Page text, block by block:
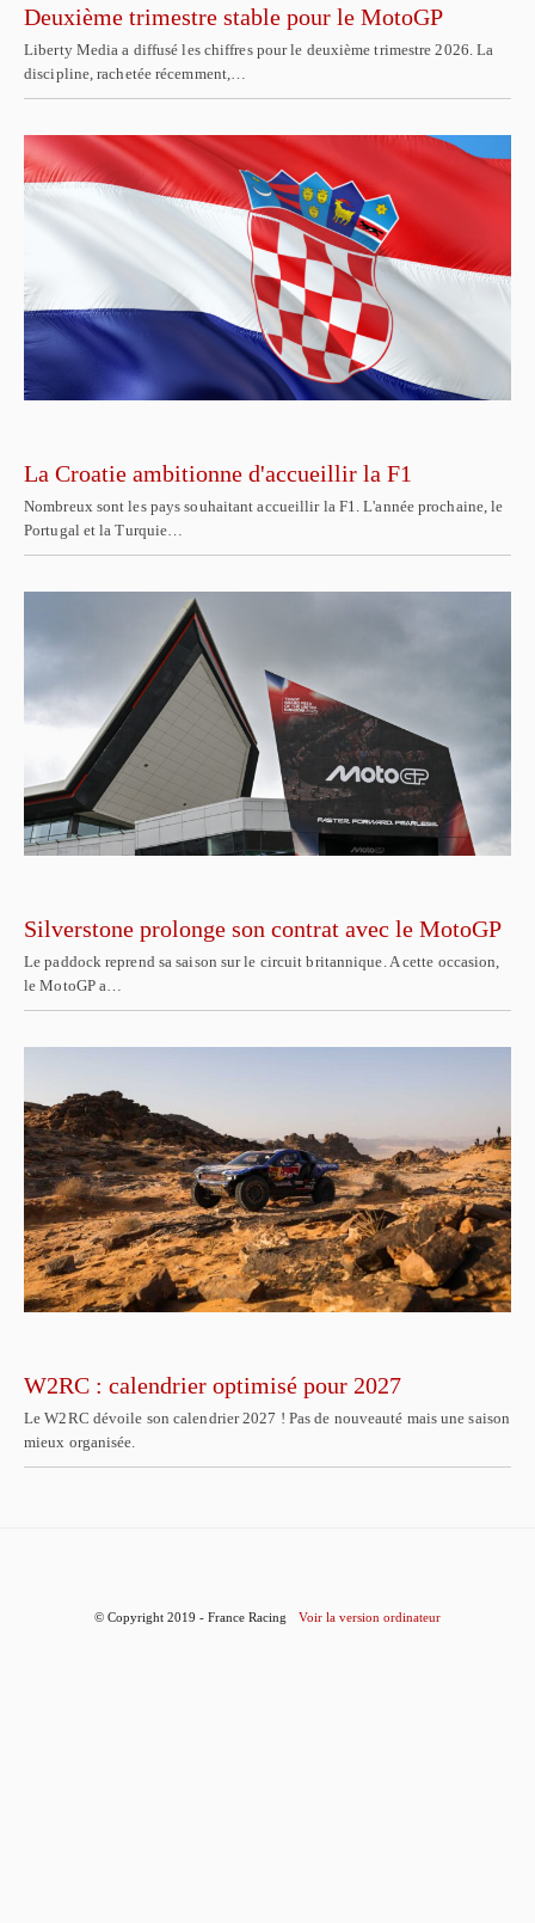
Deuxième trimestre stable pour le MotoGP
Liberty Media a diffusé les chiffres pour le deuxième trimestre 2026. La
discipline, rachetée récemment,…
La Croatie ambitionne d'accueillir la F1
Nombreux sont les pays souhaitant accueillir la F1. L'année prochaine, le
Portugal et la Turquie…
Silverstone prolonge son contrat avec le MotoGP
Le paddock reprend sa saison sur le circuit britannique. A cette occasion,
le MotoGP a…
W2RC : calendrier optimisé pour 2027
Le W2RC dévoile son calendrier 2027 ! Pas de nouveauté mais une saison
mieux organisée.
© Copyright 2019 - France Racing Voir la version ordinateur